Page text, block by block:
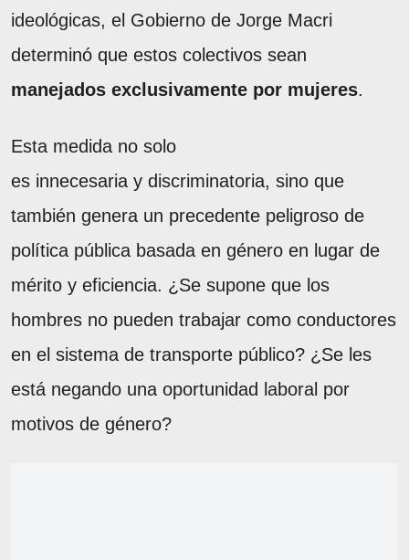
ideológicas, el Gobierno de Jorge Macri
determinó que estos colectivos sean
manejados exclusivamente por mujeres.
Esta medida no solo
es innecesaria y discriminatoria, sino que
también genera un precedente peligroso de
política pública basada en género en lugar de
mérito y eficiencia. ¿Se supone que los
hombres no pueden trabajar como conductores
en el sistema de transporte público? ¿Se les
está negando una oportunidad laboral por
motivos de género?